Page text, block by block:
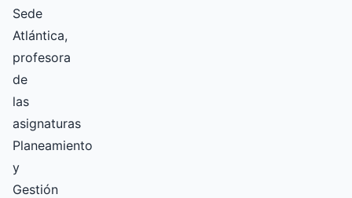
Sede
Atlántica,
profesora
de
las
asignaturas
Planeamiento
y
Gestión